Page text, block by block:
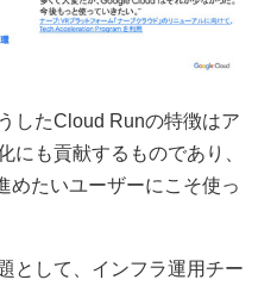
したCloud Runの特徴はア
にも貢献するものであり、
めたいユーザーにこそ使っ
として、インフラ運用チー